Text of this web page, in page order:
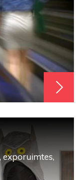
exporuimtes,